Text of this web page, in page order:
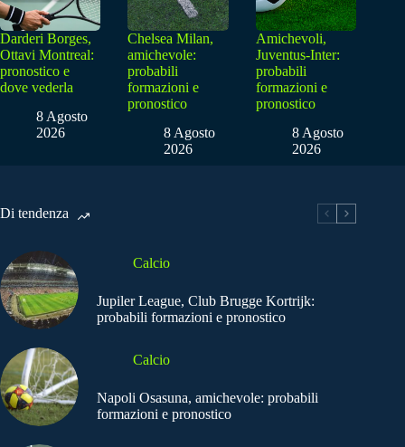
Darderi Borges,
Ottavi Montreal:
pronostico e
dove vederla
8 Agosto
2026
Chelsea Milan,
amichevole:
probabili
formazioni e
pronostico
8 Agosto
2026
Amichevoli,
Juventus-Inter:
probabili
formazioni e
pronostico
8 Agosto
2026
Di tendenza
Calcio
Jupiler League, Club Brugge Kortrijk:
probabili formazioni e pronostico
Calcio
Napoli Osasuna, amichevole: probabili
formazioni e pronostico